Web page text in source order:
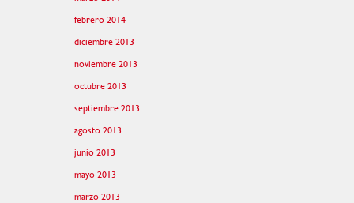
febrero 2014
diciembre 2013
noviembre 2013
octubre 2013
septiembre 2013
agosto 2013
junio 2013
mayo 2013
marzo 2013